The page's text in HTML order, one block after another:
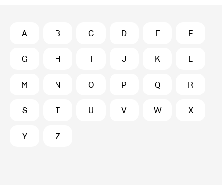
A B C D E F
G H I J K L
M N O P Q R
S T U V W X
Y Z